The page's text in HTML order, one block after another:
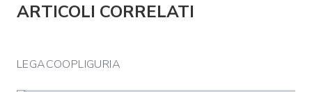
ARTICOLI CORRELATI
LEGACOOPLIGURIA